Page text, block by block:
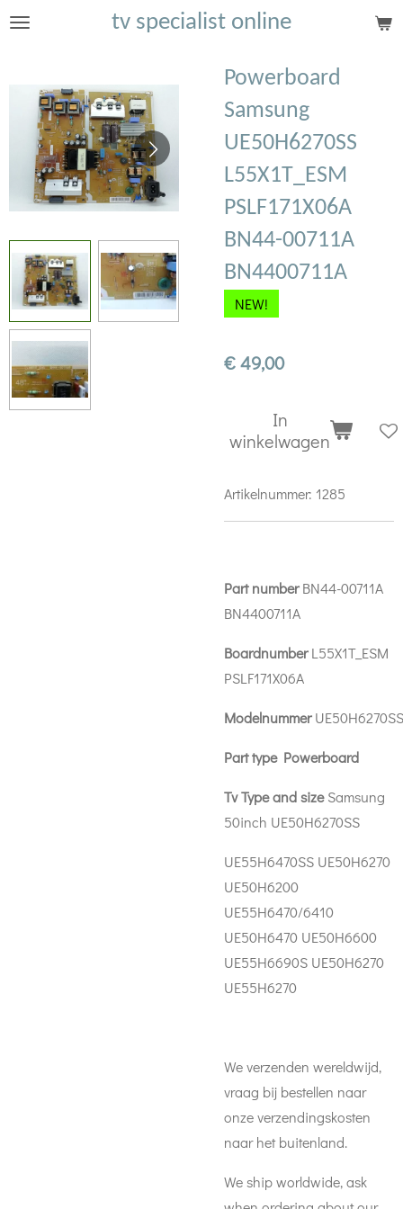
Ga
hoofdinhoud
tv specialist online
Powerboard
Samsung
UE50H6270SS
L55X1T_ESM
PSLF171X06A
BN44-00711A
BN4400711A
NEW!
€ 49,00
In
winkelwagen
Artikelnummer: 1285
Part numberBN44-00711A
BN4400711A
BoardnumberL55X1T_ESM
PSLF171X06A
Modelnummer
Part type Powerboard
Tv Type and sizeSamsung
50inch UE50H6270SS
UE55H6470SS UE50H6270
UE50H6200
UE55H6470/6410
UE50H6470 UE50H6600
UE55H6690S UE50H6270
UE55H6270
We verzenden wereldwijd,
vraag bij bestellen naar
onze verzendingskosten
naar het buitenland.
We ship worldwide, ask